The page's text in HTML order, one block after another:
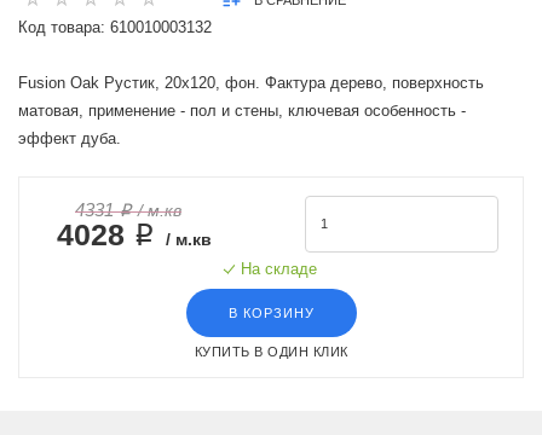
Код товара: 610010003132
Fusion Oak Рустик, 20x120, фон. Фактура дерево, поверхность
матовая, применение - пол и стены, ключевая особенность -
эффект дуба.
4331 ₽/ м.кв
4028 ₽ / м.кв
На складе
В КОРЗИНУ
КУПИТЬ В ОДИН КЛИК